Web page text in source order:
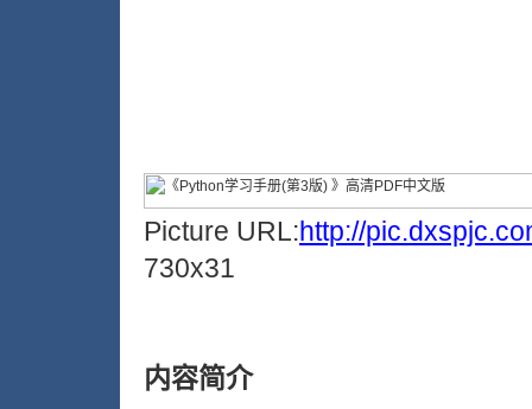
Picture URL:http://
730x31
内容简介